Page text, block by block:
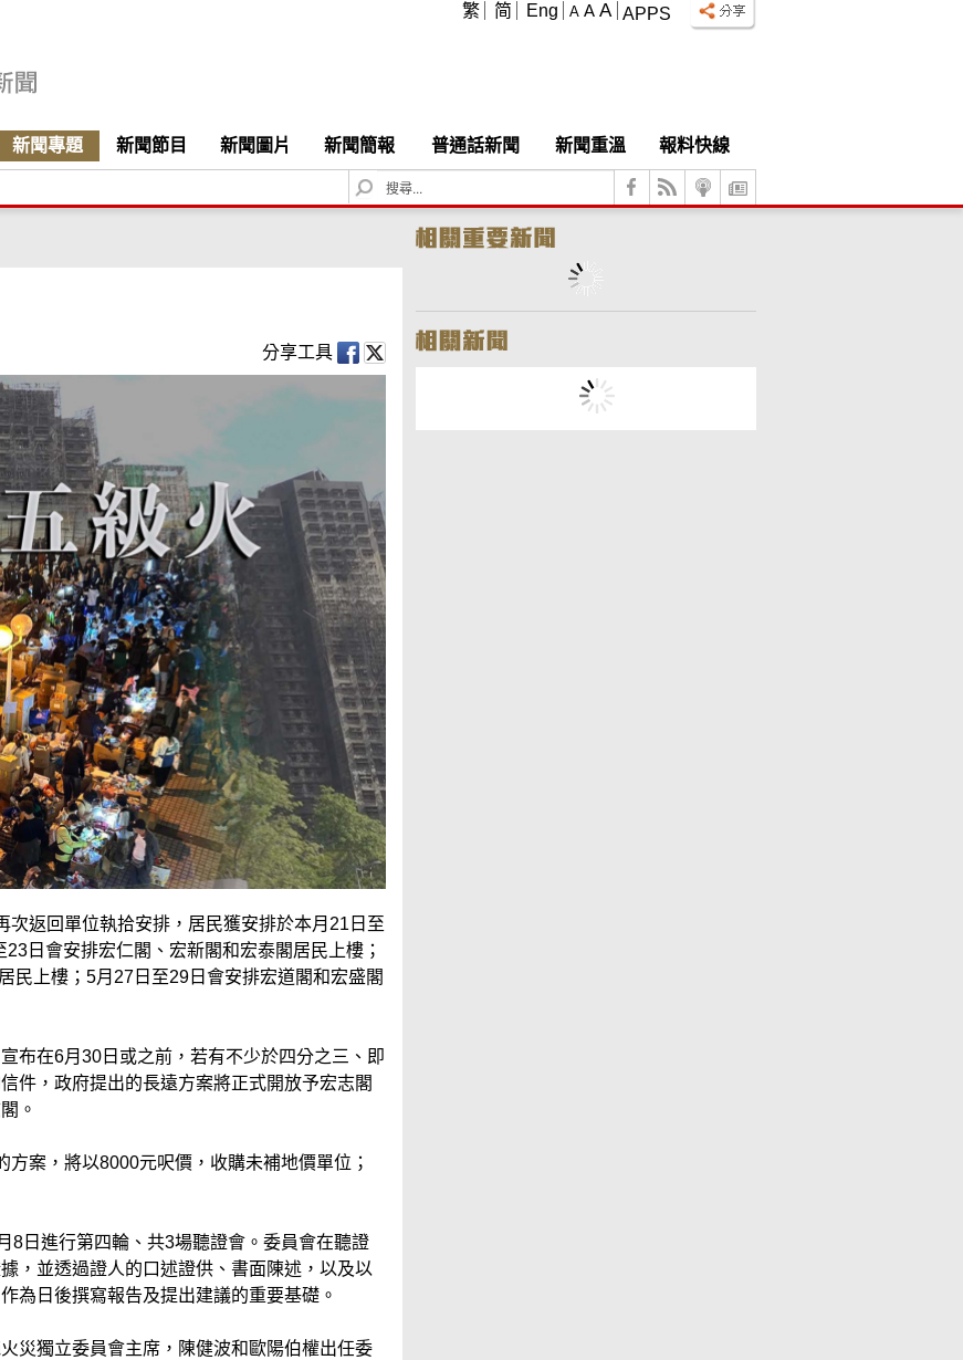
APPS
A A A
繁 简 Eng
新聞專題 新聞節目 新聞圖片 新聞簡報 普通話新聞 新聞重溫
報料快線
S
e
分享工具
次返回單位執拾安排，居民獲安排於本月21日至
日會安排宏仁閣、宏新閣和宏泰閣居民上樓；
民上樓；5月27日至29日會安排宏道閣和宏盛閣
布在6月30日或之前，若有不少於四分之三、即
件，政府提出的長遠方案將正式開放予宏志閣
。
案，將以8000元呎價，收購未補地價單位；
8日進行第四輪、共3場聽證會。委員會在聽證
，並透過證人的口述證供、書面陳述，以及以
為日後撰寫報告及提出建議的重要基礎。
災獨立委員會主席，陳健波和歐陽伯權出任委